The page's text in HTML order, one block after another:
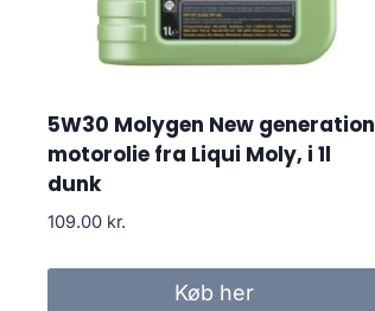
5W30 Molygen New generation
motorolie fra Liqui Moly, i 1l
dunk
109.00 kr.
Køb her